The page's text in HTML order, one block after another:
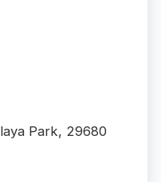
Park, 29680